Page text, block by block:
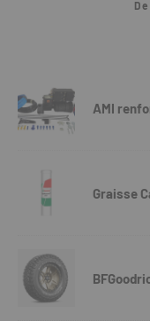
AMI
Graisse